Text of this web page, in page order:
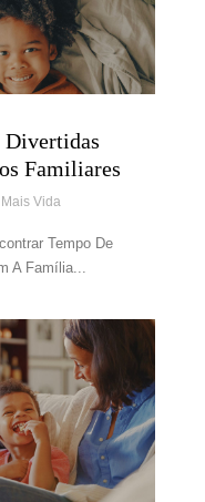
Divertidas
Familiares
Vida
Tempo De
A Família...